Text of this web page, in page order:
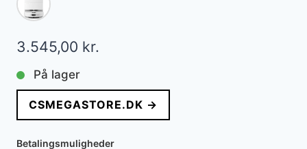
3.545,00 kr.
På lager
CSMEGASTORE.DK →
Betalingsmuligheder